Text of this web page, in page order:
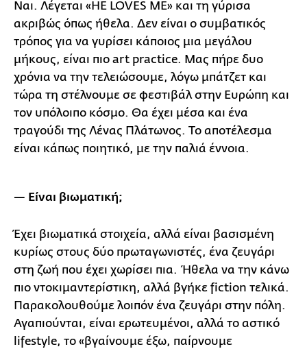
Ναι. Λέγεται «HE LOVES ME» και τη γύρισα
ακριβώς όπως ήθελα. Δεν είναι ο συμβατικός
τρόπος για να γυρίσει κάποιος μια μεγάλου
μήκους, είναι πιο art practice. Μας πήρε δυο
χρόνια να την τελειώσουμε, λόγω μπάτζετ και
τώρα τη στέλνουμε σε φεστιβάλ στην Ευρώπη και
τον υπόλοιπο κόσμο. Θα έχει μέσα και ένα
τραγούδι της Λένας Πλάτωνος. Το αποτέλεσμα
είναι κάπως ποιητικό, με την παλιά έννοια.
— Είναι βιωματική;
Έχει βιωματικά στοιχεία, αλλά είναι βασισμένη
κυρίως στους δύο πρωταγωνιστές, ένα ζευγάρι
στη ζωή που έχει χωρίσει πια. Ήθελα να την κάνω
πιο ντοκιμαντερίστικη, αλλά βγήκε fiction τελικά.
Παρακολουθούμε λοιπόν ένα ζευγάρι στην πόλη.
Αγαπιούνται, είναι ερωτευμένοι, αλλά το αστικό
lifestyle, το «βγαίνουμε έξω, παίρνουμε